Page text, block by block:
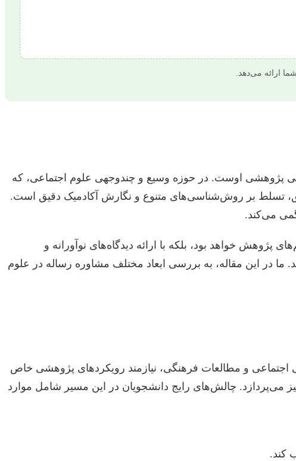
ارائه می‌دهد.
پژوهشی اوست. در حوزه وسیع و چندوجهی علوم اجتماعی، که
تسلط بر روش‌شناسی‌های متنوع و نگارش آکادمیک دقیق است.
می‌کند.
خواهد بود، بلکه با ارائه دیدگاه‌های نوآورانه و
ما در این مقاله، به بررسی ابعاد مختلف مشاوره رساله در علوم
و مطالعات فرهنگی، نیازمند رویکردهای پژوهشی خاص
می‌پردازد. چالش‌های رایج دانشجویان در این مسیر شامل موارد
کند.